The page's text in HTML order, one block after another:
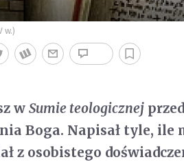
w.)
wSumie teologicznej
Boga. Napisał tyle, ile
z osobistego